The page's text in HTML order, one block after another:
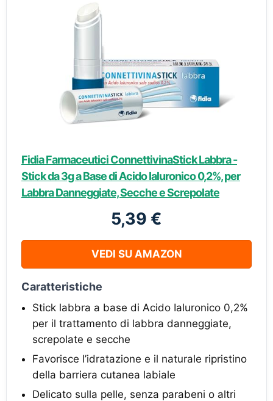
Fidia Farmaceutici ConnettivinaStick Labbra -
Stick da 3g a Base di Acido Ialuronico 0,2%, per
Labbra Danneggiate, Secche e Screpolate
5,39 €
VEDI SU AMAZON
Caratteristiche
Stick labbra a base di Acido Ialuronico 0,2%
per il trattamento di labbra danneggiate,
screpolate e secche
Favorisce l’idratazione e il naturale ripristino
della barriera cutanea labiale
Delicato sulla pelle, senza parabeni o altri